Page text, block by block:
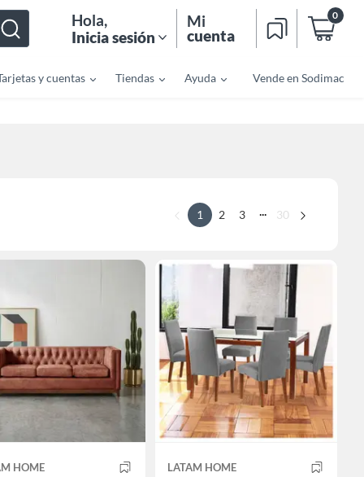
Hola,
Inicia sesión
Mi
cuenta
0
y cuentas Tiendas Ayuda Vende en Sodimac
1 2 3 ... 30
HOME LATAM HOME